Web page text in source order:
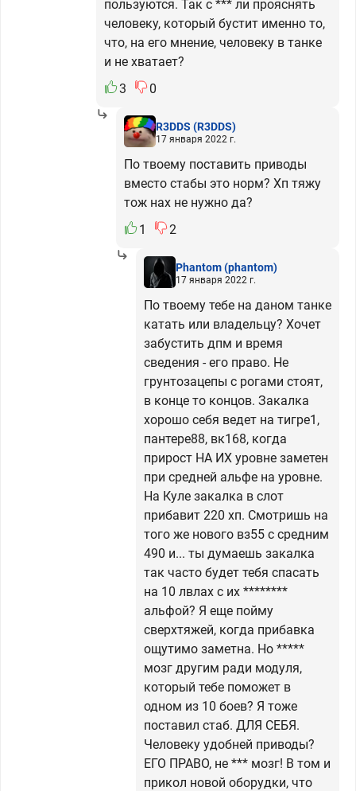
пользуются. Так с *** ли прояснять
человеку, который бустит именно то,
что, на его мнение, человеку в танке
и не хватает?
3
0
R3DDS (R3DDS)
17 января 2022 г.
По твоему поставить приводы
вместо стабы это норм? Хп тяжу
тож нах не нужно да?
1
2
Phantom(phantom)
17 января 2022 г.
По твоему тебе на даном танке
катать или владельцу? Хочет
забустить дпм и время
сведения - его право. Не
грунтозацепы с рогами стоят,
в конце то концов. Закалка
хорошо себя ведет на тигре1,
пантере88, вк168, когда
прирост НА ИХ уровне заметен
при средней альфе на уровне.
На Куле закалка в слот
прибавит 220 хп. Смотришь на
того же нового вз55 с средним
490 и... ты думаешь закалка
так часто будет тебя спасать
на 10 лвлах с их ********
альфой? Я еще пойму
сверхтяжей, когда прибавка
ощутимо заметна. Но *****
мозг другим ради модуля,
который тебе поможет в
одном из 10 боев? Я тоже
поставил стаб. ДЛЯ СЕБЯ.
Человеку удобней приводы?
ЕГО ПРАВО, не *** мозг! В том и
прикол новой оборудки, что